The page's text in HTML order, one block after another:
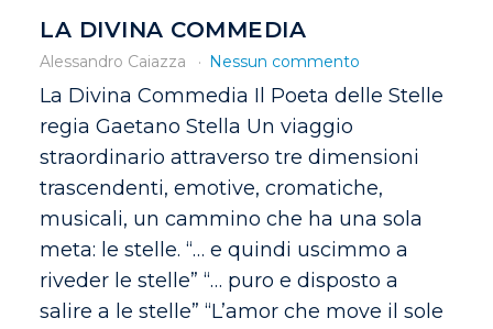
LA DIVINA COMMEDIA
Alessandro Caiazza Nessun commento
La Divina Commedia Il Poeta delle Stelle
regia Gaetano Stella Un viaggio
straordinario attraverso tre dimensioni
trascendenti, emotive, cromatiche,
musicali, un cammino che ha una sola
meta: le stelle. “… e quindi uscimmo a
riveder le stelle” “… puro e disposto a
salire a le stelle” “L’amor che move il sole